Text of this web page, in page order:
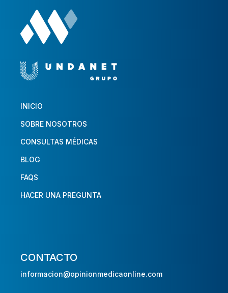
INICIO
SOBRE NOSOTROS
CONSULTAS MÉDICAS
BLOG
FAQS
HACER UNA PREGUNTA
CONTACTO
informacion@opinionmedicaonline.com